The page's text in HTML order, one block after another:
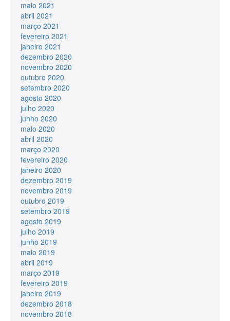
maio 2021
abril 2021
março 2021
fevereiro 2021
janeiro 2021
dezembro 2020
novembro 2020
outubro 2020
setembro 2020
agosto 2020
julho 2020
junho 2020
maio 2020
abril 2020
março 2020
fevereiro 2020
janeiro 2020
dezembro 2019
novembro 2019
outubro 2019
setembro 2019
agosto 2019
julho 2019
junho 2019
maio 2019
abril 2019
março 2019
fevereiro 2019
janeiro 2019
dezembro 2018
novembro 2018